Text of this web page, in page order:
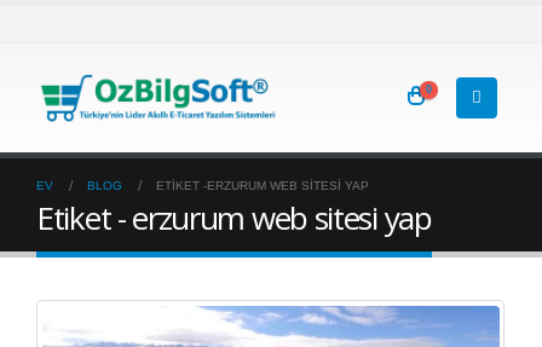
0
EV BLOG ETIKET -ERZURUM WEB SITESI YAP
Etiket - erzurum web sitesi yap